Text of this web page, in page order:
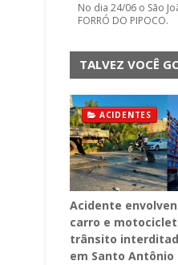
No dia 24/06 o São
FORRÓ DO PIPOCO.
TALVEZ VOCÊ
ACIDENTES
Acidente
carro e
trânsito
em Santo Antônio